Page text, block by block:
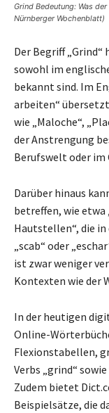
Grind Bedeutung: Was
Nürnberger Wochenblatt)
Der Begriff
sowohl im
bekannt sind. Im
arbeiten“
wie „Maloche“,
der Anstrengung
Berufswelt oder im
Darüber hinaus
betreffen, wie etwa
Hautstellen“, die in
„scab“ oder
ist zwar weniger
Kontexten wie der
In der heutigen
Online-
Flexionstabellen,
Verbs „grind“
Zudem bietet
Beispielsätze, die